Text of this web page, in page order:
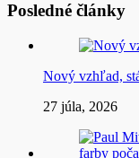
Posledné články
Nový vzhľad,
27 júla, 2026